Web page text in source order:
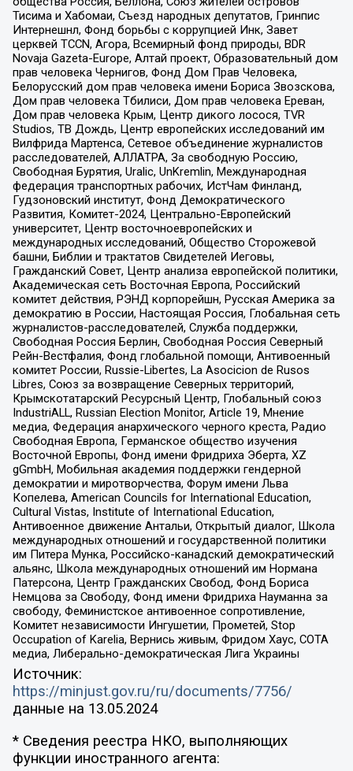
Тисима и Хабомаи, Съезд народных депутатов, Гринпис
Интернешнл, Фонд борьбы с коррупцией Инк, Завет
церквей TCCN, Агора, Всемирный фонд природы, BDR
Novaja Gazeta-Europe, Алтай проект, Образовательный дом
прав человека Чернигов, Фонд Дом Прав Человека,
Белорусский дом прав человека имени Бориса Звозскова,
Дом прав человека Тбилиси, Дом прав человека Ереван,
Дом прав человека Крым, Центр дикого лосося, TVR
Studios, ТВ Дождь, Центр европейских исследований им
Вилфрида Мартенса, Сетевое объединение журналистов
расследователей, АЛЛАТРА, За свободную Россию,
Свободная Бурятия, Uralic, UnKremlin, Международная
федерация транспортных рабочих, ИстЧам Финланд,
Гудзоновский институт, Фонд Демократического
Развития, Комитет-2024, Центрально-Европейский
университет, Центр восточноевропейских и
международных исследований, Общество Сторожевой
башни, Библии и трактатов Свидетелей Иеговы,
Гражданский Совет, Центр анализа европейской политики,
Академическая сеть Восточная Европа, Российский
комитет действия, РЭНД корпорейшн, Русская Америка за
демократию в России, Настоящая Россия, Глобальная сеть
журналистов-расследователей, Служба поддержки,
Свободная Россия Берлин, Свободная Россия Северный
Рейн-Вестфалия, Фонд глобальной помощи, Антивоенный
комитет России, Russie-Libertes, La Asocicion de Rusos
Libres, Союз за возвращение Северных территорий,
Крымскотатарский Ресурсный Центр, Глобальный союз
IndustriALL, Russian Election Monitor, Article 19, Мнение
медиа, Федерация анархического черного креста, Радио
Свободная Европа, Германское общество изучения
Восточной Европы, Фонд имени Фридриха Эберта, XZ
gGmbH, Мобильная академия поддержки гендерной
демократии и миротворчества, Форум имени Льва
Копелева, American Councils for International Education,
Cultural Vistas, Institute of International Education,
Антивоенное движение Антальи, Открытый диалог, Школа
международных отношений и государственной политики
им Питера Мунка, Российско-канадский демократический
альянс, Школа международных отношений им Нормана
Патерсона, Центр Гражданских Свобод, Фонд Бориса
Немцова за Свободу, Фонд имени Фридриха Науманна за
свободу, Феминистское антивоенное сопротивление,
Комитет независимости Ингушетии, Прометей, Stop
Occupation of Karelia, Вернись живым, Фридом Хаус, СОТА
медиа, Либерально-демократическая Лига Украины
Источник:
https://minjust.gov.ru/ru/documents/7756/
данные на 13.05.2024
* Сведения реестра НКО, выполняющих
функции иностранного агента: